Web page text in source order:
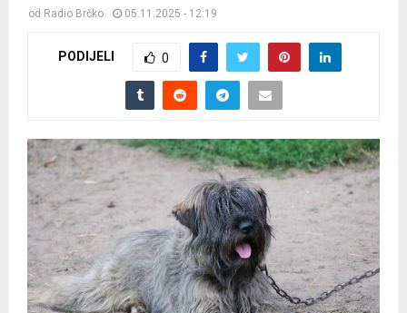
od Radio Brčko 05.11.2025 - 12:19
PODIJELI 0